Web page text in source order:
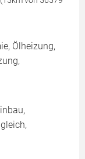
Ölheizung,